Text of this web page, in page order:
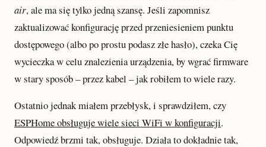
air, ale ma się tylko jedną szansę. Jeśli zapomnisz
zaktualizować konfigurację przed przeniesieniem punktu
dostępowego (albo po prostu podasz złe hasło), czeka Cię
wycieczka w celu znalezienia urządzenia, by wgrać firmware
w stary sposób – przez kabel – jak robiłem to wiele razy.
Ostatnio jednak miałem przebłysk, i sprawdziłem, czy
ESPHome obsługuje wiele sieci WiFi w konfiguracji.
Odpowiedź brzmi tak, obsługuje. Działa to dokładnie tak,